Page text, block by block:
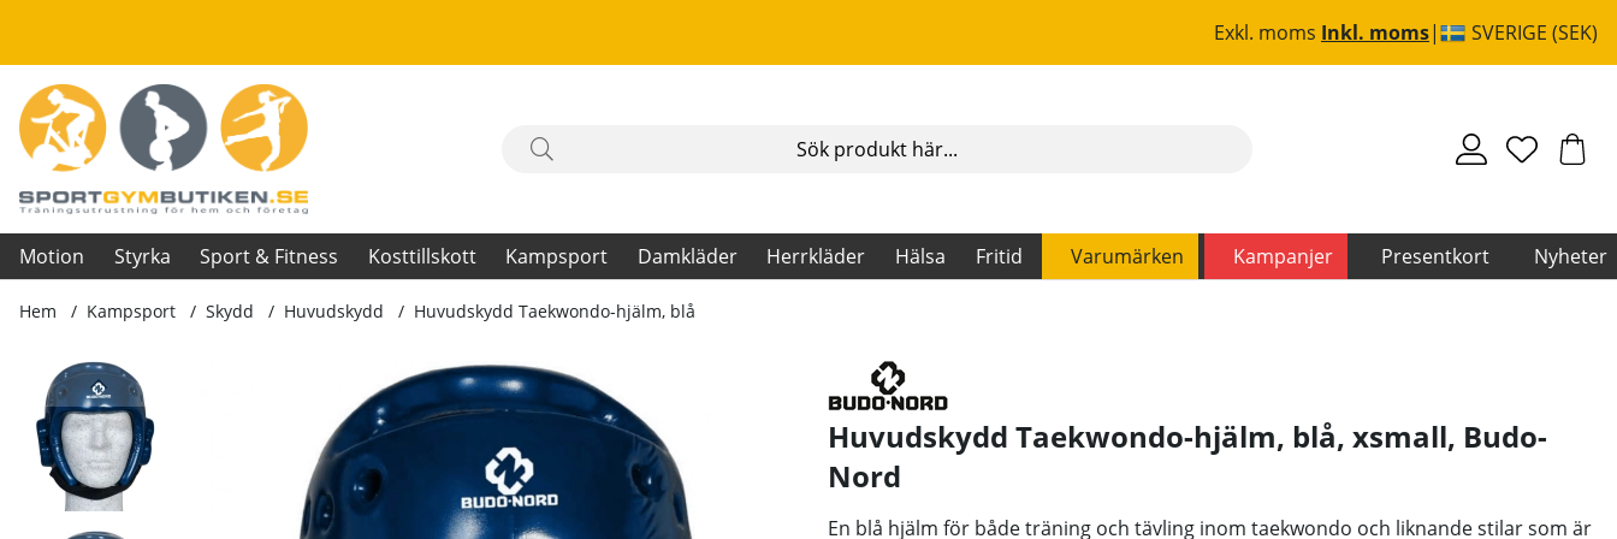
Exkl. moms Inkl. moms SVERIGE (SEK)
Motion Styrka Sport & Fitness Kosttillskott Kampsport Damkläder Herrkläder Hälsa Fritid Varumärken Kampanjer Presentkort Nyheter
Hem Kampsport Skydd Huvudskydd Huvudskydd Taekwondo-hjälm, blå
Produktbilder Huvudskydd Taekwondo-hjälm, blå
Huvudskydd Taekwondo-hjälm, blå, xsmall, Budo-
Nord
En blå hjälm för både träning och tävling inom taekwondo och liknande stilar som är